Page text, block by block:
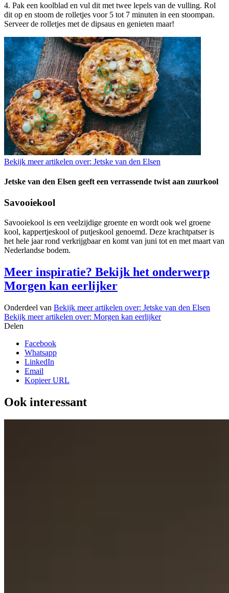
4. Pak een koolblad en vul dit met twee lepels van de vulling. Rol
dit op en stoom de rolletjes voor 5 tot 7 minuten in een stoompan.
Serveer de rolletjes met de dipsaus en genieten maar!
Bekijk meer artikelen over: Jetske van den Elsen
Jetske van den Elsen geeft een verrassende twist aan zuurkool
Savooiekool
Savooiekool is een veelzijdige groente en wordt ook wel groene
kool, kappertjeskool of putjeskool genoemd. Deze krachtpatser is
het hele jaar rond verkrijgbaar en komt van juni tot en met maart van
Nederlandse bodem.
Meer inspiratie? Bekijk het onderwerp
Morgen kan eerlijker
Onderdeel van Bekijk meer artikelen over: Jetske van den Elsen
Bekijk meer artikelen over: Morgen kan eerlijker
Delen
Facebook
Whatsapp
LinkedIn
Email
Kopieer URL
Ook interessant